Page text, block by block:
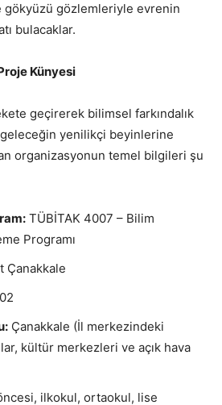
gökyüzü gözlemleriyle evrenin
bulacaklar.
Künyesi
geçirerek bilimsel farkındalık
geleceğin yenilikçi beyinlerine
organizasyonun temel bilgileri şu
TÜBİTAK 4007 – Bilim
Programı
Çanakkale
Çanakkale (İl merkezindeki
kültür merkezleri ve açık hava
ilkokul, ortaokul, lise